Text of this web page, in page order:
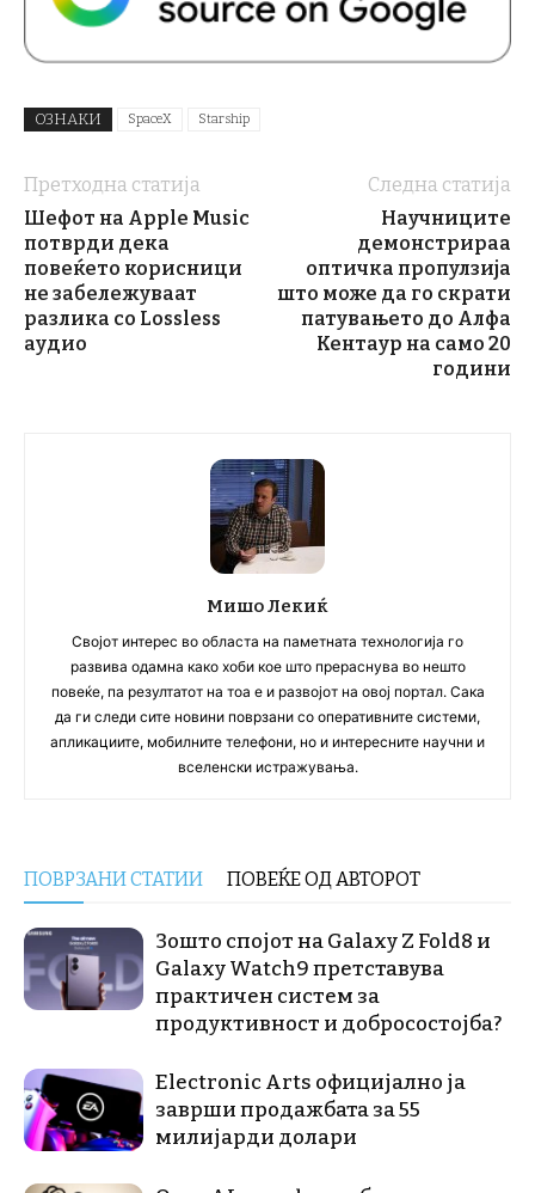
ОЗНАКИ SpaceX Starship
Претходна статија
Шефот на Apple Music
потврди дека
повеќето корисници
не забележуваат
разлика со Lossless
аудио
Следна статија
Научниците
демонстрираа
оптичка пропулзија
што може да го скрати
патувањето до Алфа
Кентаур на само 20
години
Мишо Лекиќ
Својот интерес во областа на паметната технологија го
развива одамна како хоби кое што прераснува во нешто
повеќе, па резултатот на тоа е и развојот на овој портал. Сака
да ги следи сите новини поврзани со оперативните системи,
апликациите, мобилните телефони, но и интересните научни и
вселенски истражувања.
ПОВРЗАНИ СТАТИИ ПОВЕЌЕ ОД АВТОРОТ
Зошто спојот на Galaxy Z Fold8 и
Galaxy Watch9 претставува
практичен систем за
продуктивност и добросостојба?
Electronic Arts официјално ја
заврши продажбата за 55
милијарди долари